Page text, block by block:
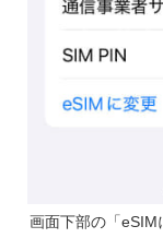
画面下部の「eSIM